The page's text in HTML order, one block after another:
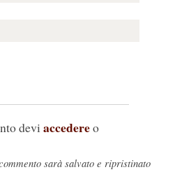
devi accedereo
sarà salvato e ripristinato